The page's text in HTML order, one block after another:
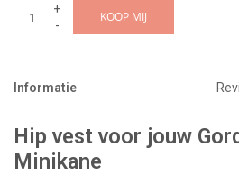
+
-
KOOP MIJ
Informatie
Hip vest voor jouw
Minikane